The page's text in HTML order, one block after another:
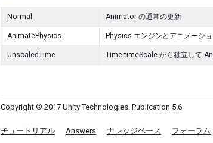
Normal Animator の通常の更新
AnimatePhysics Physics エンジンとアニメーシ
UnscaledTime Time.timeScale から独立して
Copyright © 2017 Unity Technologies. Publication 5.6
チュートリアル Answers ナレッジベース フォーラム